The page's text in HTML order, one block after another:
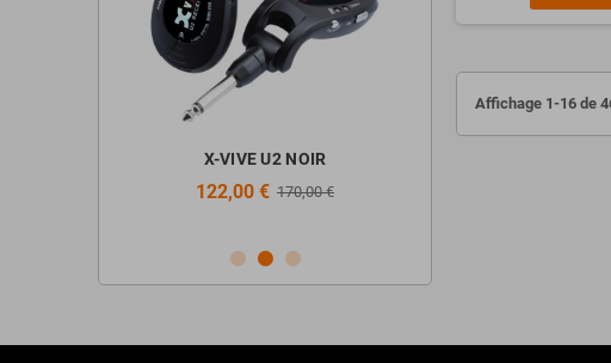
X-VIVE U2 NOIR
122,00 € 170,00 €
Affichage 1-16 de